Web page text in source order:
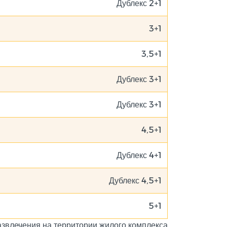
2+1 Дублекс
3+1
3,5+1
3+1 Дублекс
3+1 Дублекс
4,5+1
4+1 Дублекс
4,5+1 Дублекс
5+1
на территории жилого комплекса: